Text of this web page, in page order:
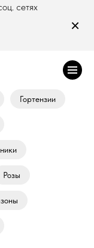
сетях
×
Гортензии
Розы